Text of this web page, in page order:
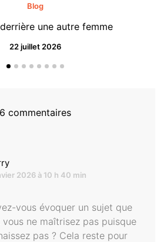
Blog
derrière une autre femme
22 juillet 2026
6 commentaires
2026 à 10 h 40 min
vous évoquer un sujet que
ne maîtrisez pas puisque
pas ? Cela reste pour